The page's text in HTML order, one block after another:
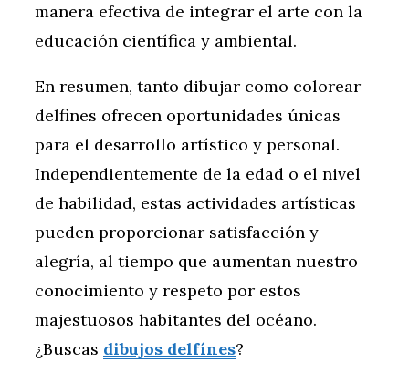
manera efectiva de integrar el arte con la
educación científica y ambiental.
En resumen, tanto dibujar como colorear
delfines ofrecen oportunidades únicas
para el desarrollo artístico y personal.
Independientemente de la edad o el nivel
de habilidad, estas actividades artísticas
pueden proporcionar satisfacción y
alegría, al tiempo que aumentan nuestro
conocimiento y respeto por estos
majestuosos habitantes del océano.
¿Buscas dibujos delfínes?